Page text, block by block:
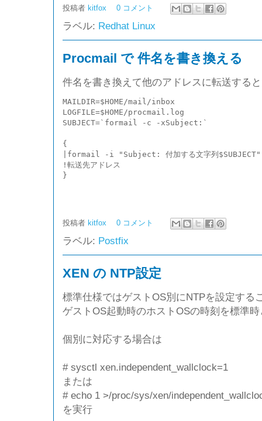
投稿者 kitfox 0 コメント
ラベル: Redhat Linux
Procmail で 件名を書き換える
件名を書き換えて他のアドレスに転送する
MAILDIR=$HOME/mail/inbox
LOGFILE=$HOME/procmail.log
SUBJECT=`formail -c -xSubject:`
{
|formail -i "Subject: 付加する文字列$SUBJECT"
!転送先アドレス
}
投稿者 kitfox 0 コメント
ラベル: Postfix
XEN の NTP設定
標準仕様ではゲストOS別にNTPを設定する
ゲストOS起動時のホストOSの時刻を標準
個別に対応する場合は
# sysctl xen.independent_wallclock=1
または
# echo 1 >/proc/sys/xen/
を実行